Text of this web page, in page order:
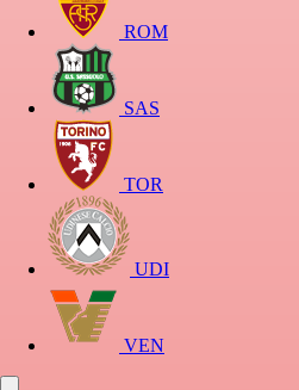
ROM
SAS
TOR
UDI
VEN